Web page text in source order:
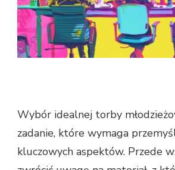
Wybór idealnej torby
zadanie, które wymaga
kluczowych aspektów. Przede